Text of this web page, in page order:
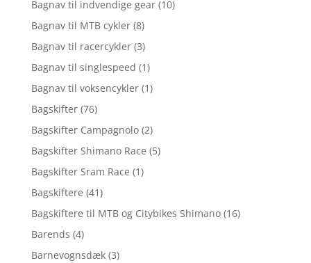
Bagnav til indvendige gear (10)
Bagnav til MTB cykler (8)
Bagnav til racercykler (3)
Bagnav til singlespeed (1)
Bagnav til voksencykler (1)
Bagskifter (76)
Bagskifter Campagnolo (2)
Bagskifter Shimano Race (5)
Bagskifter Sram Race (1)
Bagskiftere (41)
Bagskiftere til MTB og Citybikes Shimano (16)
Barends (4)
Barnevognsdæk (3)